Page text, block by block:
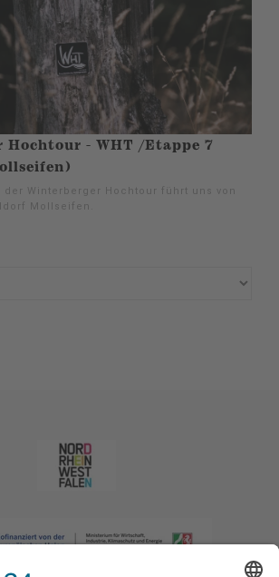
Hochtour - WHT /Etappe 7
der Winterberger Hochtour führt uns von
Mollseifen.